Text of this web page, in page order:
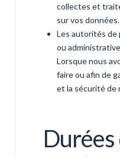
collectes et
sur vos données.
Les autorités de
ou
Lorsque nous
faire ou afin de
et la sécurité de
Durées